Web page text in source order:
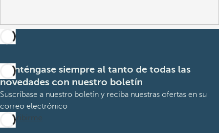
Manténgase siempre al tanto de todas las
novedades con nuestro boletín
Suscríbase a nuestro boletín y reciba nuestras ofertas en su
correo electrónico
Suscribirme